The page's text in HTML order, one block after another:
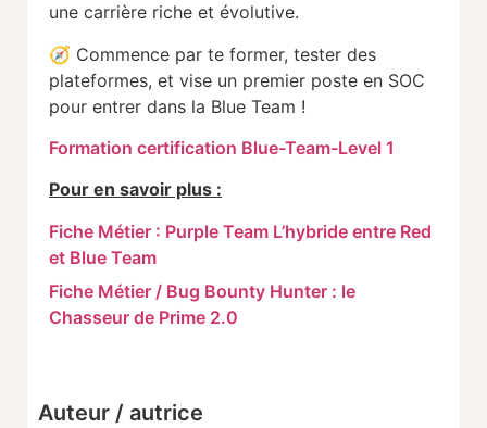
une carrière riche et évolutive.
🧭 Commence par te former, tester des
plateformes, et vise un premier poste en SOC
pour entrer dans la Blue Team !
Formation certification Blue-Team-Level 1
Pour en savoir plus :
Fiche Métier : Purple Team L’hybride entre Red
et Blue Team
Fiche Métier / Bug Bounty Hunter : le
Chasseur de Prime 2.0
Auteur / autrice